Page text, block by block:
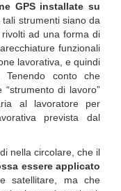
GPS installate su
strumenti siano da
ad una forma di
funzionali
lavorativa, e quindi
Tenendo conto che
di lavoro”
al lavoratore per
prevista dal
nella circolare, che il
essere applicato
satellitare, ma che